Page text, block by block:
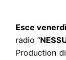
Esce
radio “
Production